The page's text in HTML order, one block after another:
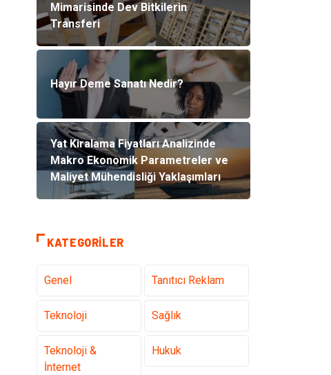
Mimarisinde Dev Bitkilerin
Transferi
Hayır Deme Sanatı Nedir?
Yat Kiralama Fiyatları Analizinde
Makro Ekonomik Parametreler ve
Maliyet Mühendisliği Yaklaşımları
KATEGORILER
Genel Tanıtıcı Reklam
Teknoloji Sağlık
Teknoloji &
İnternet
Hukuk